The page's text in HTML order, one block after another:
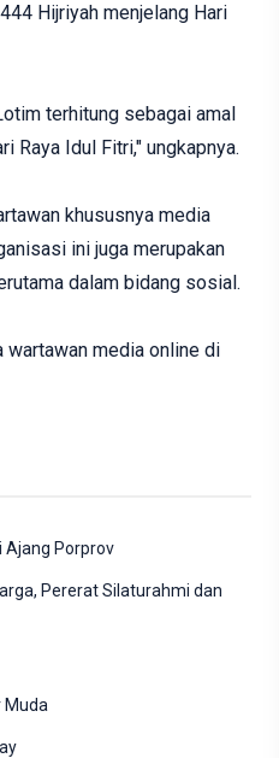
Hijriyah menjelang Hari
terhitung sebagai amal
Raya Idul Fitri," ungkapnya.
khususnya media
ini juga merupakan
dalam bidang sosial.
wartawan media online di
Ajang Porprov
Pererat Silaturahmi dan
Muda